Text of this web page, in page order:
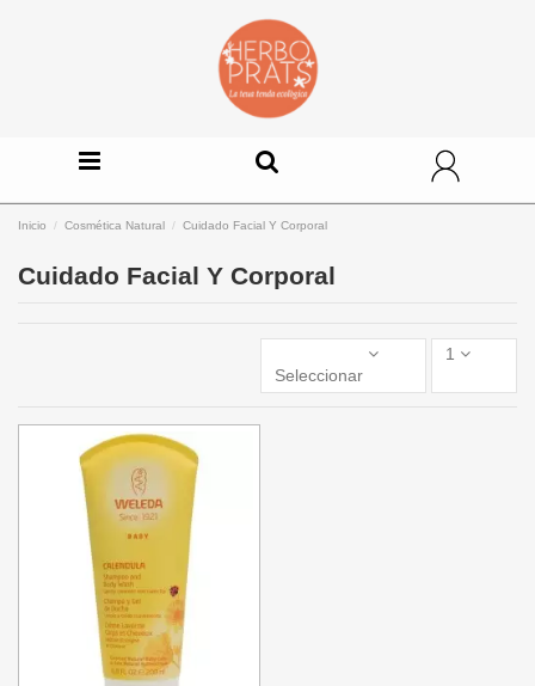
Inicio Cosmética Natural Cuidado Facial Y Corporal
Cuidado Facial Y Corporal
Seleccionar
1